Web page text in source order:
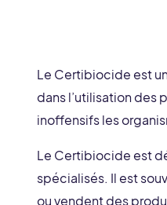
Le Certibiocide est
dans l’utilisation des
inoffensifs les
Le Certibiocide est
spécialisés. Il est
ou vendent des